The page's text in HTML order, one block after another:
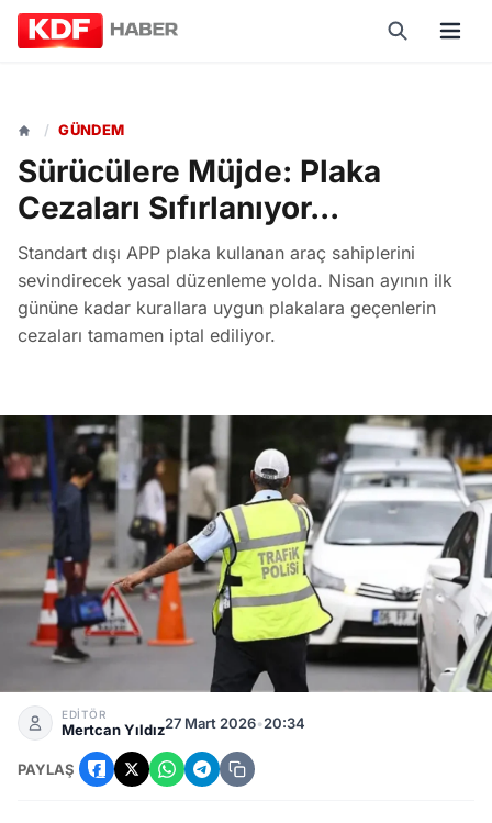
/ GÜNDEM
Sürücülere Müjde: Plaka
Cezaları Sıfırlanıyor...
Standart dışı APP plaka kullanan araç sahiplerini
sevindirecek yasal düzenleme yolda. Nisan ayının ilk
gününe kadar kurallara uygun plakalara geçenlerin
cezaları tamamen iptal ediliyor.
Sürücülere Müjde: Plaka Cezaları Sıfırlanıyor...
EDİTÖR
Mertcan Yıldız27 Mart 2026•20:34
PAYLAŞ